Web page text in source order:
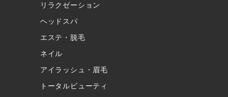
リラクゼーション
ヘッドスパ
エステ・脱毛
ネイル
アイラッシュ・眉毛
トータルビューティ